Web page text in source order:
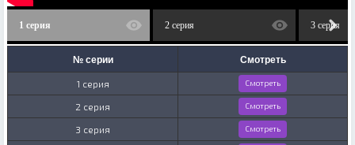
1 серия 2 серия 3 серия
№ серии Смотреть
1 серия Смотреть
2 серия Смотреть
3 серия Смотреть